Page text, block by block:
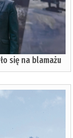
się na blamażu